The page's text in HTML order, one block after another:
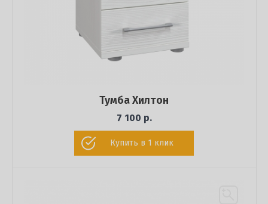
Тумба Хилтон
7 100 р.
Купить в 1 клик